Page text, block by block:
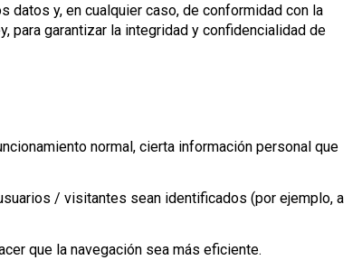
datos y, en cualquier caso, de conformidad con la
para garantizar la integridad y confidencialidad de
normal, cierta información personal que
/ visitantes sean identificados (por ejemplo, a
que la navegación sea más eficiente.